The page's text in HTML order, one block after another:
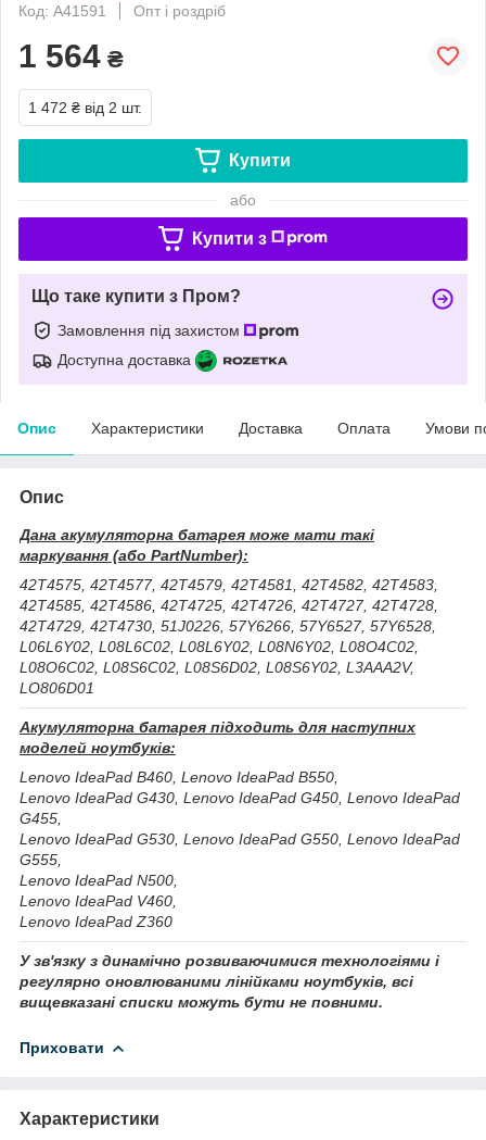
Код: A41591
Опт і роздріб
1 564 ₴
1 472 ₴ від 2 шт.
Купити
або
Купити з
Що таке купити з Пром?
Замовлення під захистом
Доступна доставка
Опис Характеристики Доставка Оплата Умови
Опис
Дана акумуляторна батарея може мати такі
маркування (або PartNumber):
42T4575, 42T4577, 42T4579, 42T4581, 42T4582, 42T4583,
42T4585, 42T4586, 42T4725, 42T4726, 42T4727, 42T4728,
42T4729, 42T4730, 51J0226, 57Y6266, 57Y6527, 57Y6528,
L06L6Y02, L08L6C02, L08L6Y02, L08N6Y02, L08O4C02,
L08O6C02, L08S6C02, L08S6D02, L08S6Y02, L3AAA2V,
LO806D01
Акумуляторна батарея підходить для наступних
моделей ноутбуків:
Lenovo IdeaPad B460, Lenovo IdeaPad B550,
Lenovo IdeaPad G430, Lenovo IdeaPad G450, Lenovo IdeaPad
G455,
Lenovo IdeaPad G530, Lenovo IdeaPad G550, Lenovo IdeaPad
G555,
Lenovo IdeaPad N500,
Lenovo IdeaPad V460,
Lenovo IdeaPad Z360
У зв'язку з динамічно розвиваючимися технологіями і
регулярно оновлюваними лінійками ноутбуків, всі
вищевказані списки можуть бути не повними.
Приховати
Характеристики